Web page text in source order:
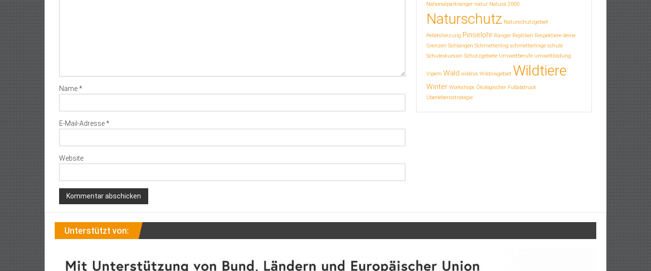
Name*
E-Mail-Adresse*
Website
Nationalparkranger natur Natura 2000
Naturschutz Naturschutzgebiet
Pelletsheizung Pinselohr Ranger Reptilien Respektiere deine
Grenzen Schlangen Schmetterling schmetterlinge schule
Schulexkursion Schutzgebiete Umweltberufe umweltbildung
Vipern Wald wildnis Wildnisgebiet Wildtiere
Winter Workshops Ökologischer Fußabdruck
Überlebensstrategie
Unterstützt von: